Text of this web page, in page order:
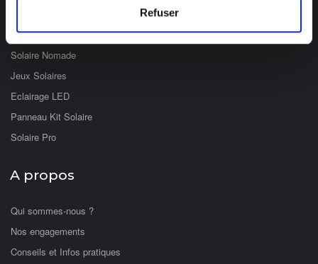
Refuser
Fontaines & Jardin Solaire
Solaire Nomade
Jeux Solaires
Eclairage LED
Panneau Kit Solaire
Solaire Pro
A propos
Qui sommes-nous ?
Nos engagements
Conseils et Infos pratiques